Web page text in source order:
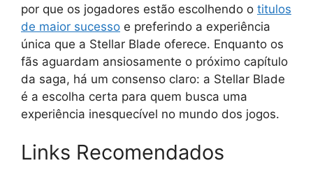
por que os jogadores estão escolhendo o titulos
de maior sucesso e preferindo a experiência
única que a Stellar Blade oferece. Enquanto os
fãs aguardam ansiosamente o próximo capítulo
da saga, há um consenso claro: a Stellar Blade
é a escolha certa para quem busca uma
experiência inesquecível no mundo dos jogos.
Links Recomendados